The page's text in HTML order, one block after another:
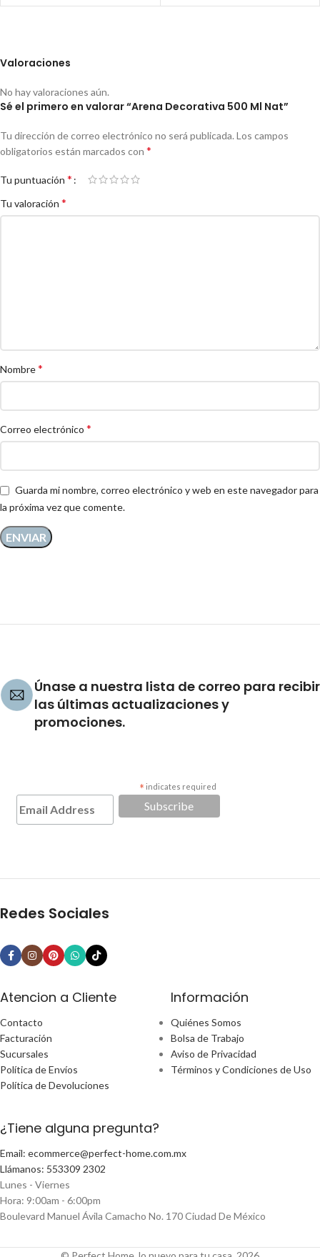
Valoraciones
No hay valoraciones aún.
Sé el primero en valorar “Arena Decorativa 500 Ml Nat”
Tu dirección de correo electrónico no será publicada. Los campos
obligatorios están marcados con *
Tu puntuación *
Tu valoración *
Nombre*
Correo electrónico *
Guarda mi nombre, correo electrónico y web en este navegador para
la próxima vez que comente.
Únase a nuestra lista de correo para recibir
las últimas actualizaciones y
promociones.
* indicates required
Redes Sociales
Atencion a Cliente
Contacto
Facturación
Sucursales
Política de Envíos
Política de Devoluciones
Información
Quiénes Somos
Bolsa de Trabajo
Aviso de Privacidad
Términos y Condiciones de Uso
¿Tiene alguna pregunta?
Email: ecommerce@perfect-home.com.mx
Llámanos: 553309 2302
Lunes - Viernes
Hora: 9:00am - 6:00pm
Boulevard Manuel Ávila Camacho No. 170 Ciudad De México